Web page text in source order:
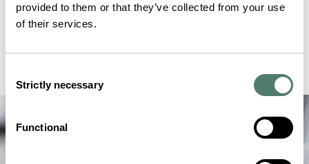
provided to them or that they’ve collected from your use
of their services.
Selection
Strictly necessary
Functional